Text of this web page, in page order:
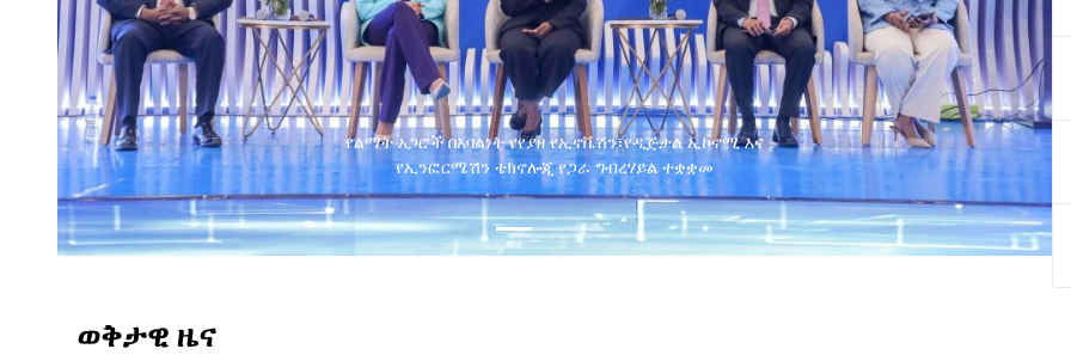
የልማት አጋሮች በአባልነት የየያዘ የኢኖቬሽን፣የዲጅታል ኢኮኖሚ እና
የኢንፎርሜሽን ቴክኖሎጂ የጋራ ግብረሃይል ተቋቋመ
ወቅታዊ ዜና